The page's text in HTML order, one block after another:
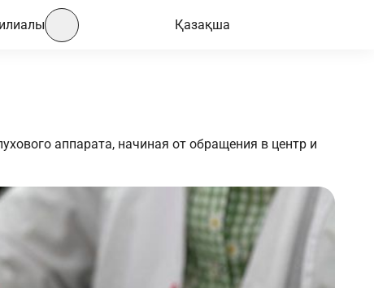
Қазақша
аппарата, начиная от обращения в центр и